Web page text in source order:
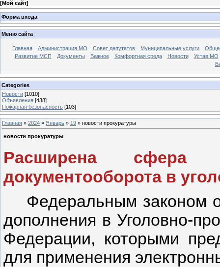
[Мой сайт]
Форма входа
Меню сайта
Главная Администрация МО Совет депутатов Муниципальные услуги
Развитие МСП
Документы Важное Комфортная среда Новости
Устав МО
Categories
Новости [1010]
Объявления [438]
Пожарная безопасность [103]
Главная » 2024 » Январь » 19 » новости прокуратуры
новости прокуратуры
Расширена сфера
документооборота в
Федеральным законом
дополнения в Уголовно-
Федерации, которыми
для применения